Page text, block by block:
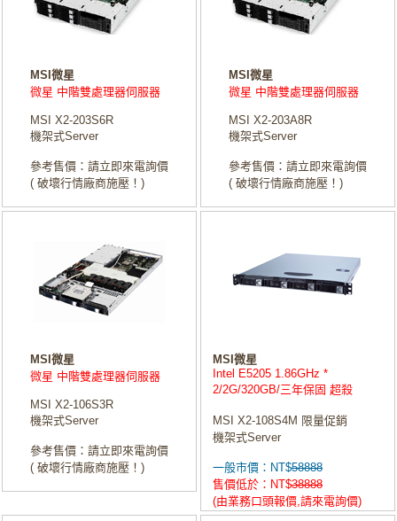
MSI微星
微星 中階雙處理器伺服器
MSI X2-203S6R
機架式Server
參考售價：請立即來電詢價
( 破壞行情廠商施壓！)
MSI微星
微星 中階雙處理器伺服器
MSI X2-203A8R
機架式Server
參考售價：請立即來電詢價
( 破壞行情廠商施壓！)
MSI微星
微星 中階雙處理器伺服器
MSI X2-106S3R
機架式Server
參考售價：請立即來電詢價
( 破壞行情廠商施壓！)
MSI微星
Intel E5205 1.86GHz *
2/2G/320GB/三年保固 超殺
MSI X2-108S4M 限量促銷
機架式Server
一般市價：NT$58888
售價低於：NT$38888
(由業務口頭報價,請來電詢價)